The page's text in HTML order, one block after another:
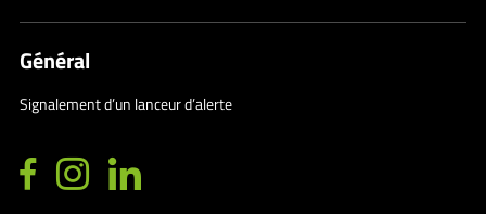
Général
Signalement d’un lanceur d’alerte